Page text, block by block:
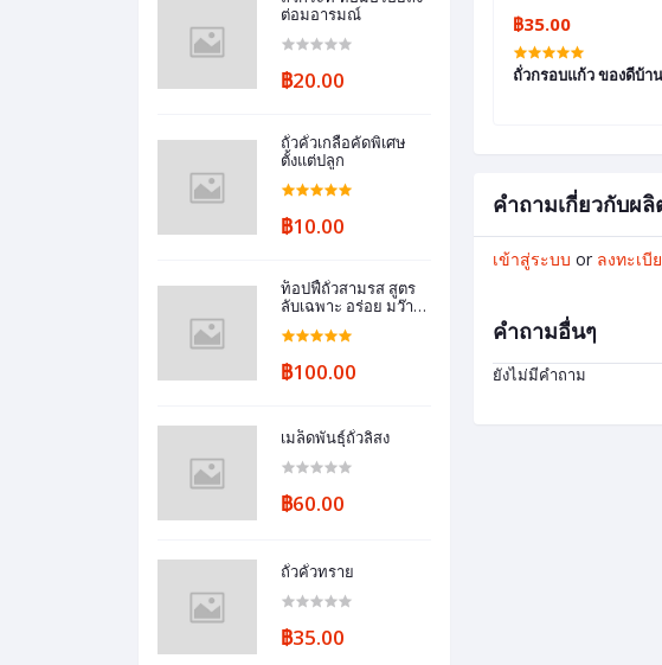
ต่อมอารมณ์
฿20.00
ถั่วคั่วเกลือคัดพิเศษ
ตั้งแต่ปลูก
฿10.00
ท็อปฟี้ถั่วสามรส สูตร
ลับเฉพาะ อร่อย มว๊า
กกกก!!..
฿100.00
เมล็ดพันธุ์ถั่วลิสง
฿60.00
ถั่วคั่วทราย
฿35.00
฿35.00
ถั่วกรอบแก้ว ข
คำถามเกี่ยวกับผ
เข้าสู่ระบบ or ลงทะเบี
คำถามอื่นๆ
ยังไม่มีคำถาม